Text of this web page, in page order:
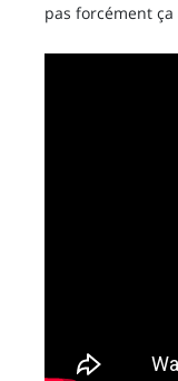
pas forcément